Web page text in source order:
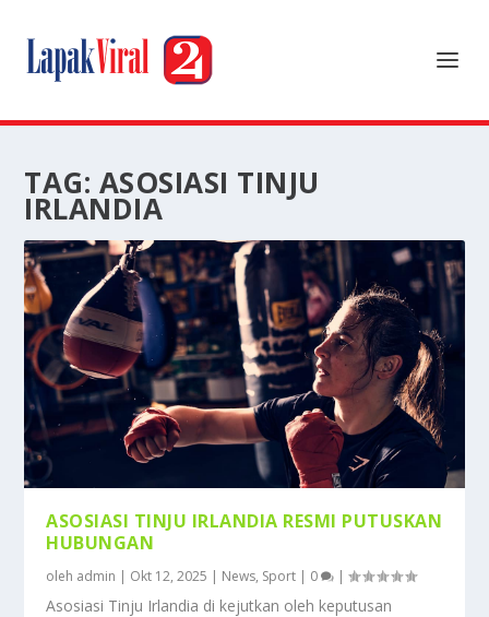
TAG: ASOSIASI TINJU
IRLANDIA
ASOSIASI TINJU IRLANDIA RESMI PUTUSKAN
HUBUNGAN
oleh admin | Okt 12, 2025 | News, Sport | 0 |
Asosiasi Tinju Irlandia di kejutkan oleh keputusan